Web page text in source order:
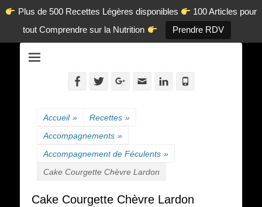
Plus de 500 Recettes Légères disponibles
100 Articles pour
tout Comprendre sur la Nutrition
Prendre RDV
en-ligne.com
Facebook
TwitterGoogleplus
AdresseLinkedin
Accueil » Recettes »
Accompagnements »
Accompagnement de Féculents »
Cake Courgette Chèvre Lardon
Cake Courgette Chèvre Lardon